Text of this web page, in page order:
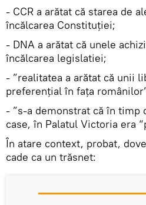
- CCR a arătat că starea de
încălcarea Constituției;
- DNA a arătat că unele
încălcarea legislatiei;
- ”realitatea a arătat că unii
preferențial în faţa
- ”s-a demonstrat că în timp
case, în Palatul Victoria era
În atare context, probat,
cade ca un trăsnet: